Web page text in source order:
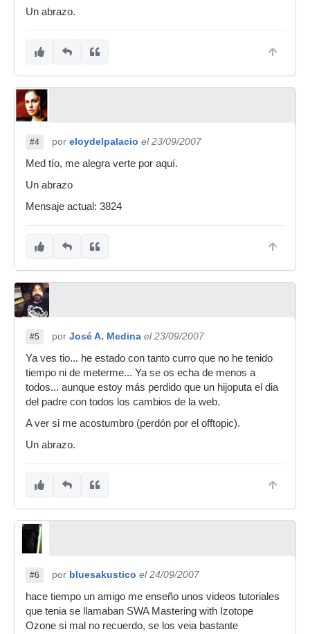
Un abrazo.
#4 por eloydelpalacio el 23/09/2007
Med tío, me alegra verte por aquí.
Un abrazo
Mensaje actual: 3824
#5 por José A. Medina el 23/09/2007
Ya ves tio... he estado con tanto curro que no he tenido
tiempo ni de meterme... Ya se os echa de menos a
todos... aunque estoy más perdido que un hijoputa el dia
del padre con todos los cambios de la web.
A ver si me acostumbro (perdón por el offtopic).
Un abrazo.
#6 por bluesakustico el 24/09/2007
hace tiempo un amigo me enseño unos videos tutoriales
que tenia se llamaban SWA Mastering with Izotope
Ozone si mal no recuerdo, se los veia bastante